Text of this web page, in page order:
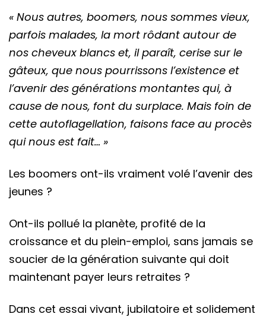
« Nous autres, boomers, nous sommes vieux,
parfois malades, la mort rôdant autour de
nos cheveux blancs et, il paraît, cerise sur le
gâteux, que nous pourrissons l’existence et
l’avenir des générations montantes qui, à
cause de nous, font du surplace. Mais foin de
cette autoflagellation, faisons face au procès
qui nous est fait… »
Les boomers ont-ils vraiment volé l’avenir des
jeunes ?
Ont-ils pollué la planète, profité de la
croissance et du plein-emploi, sans jamais se
soucier de la génération suivante qui doit
maintenant payer leurs retraites ?
Dans cet essai vivant, jubilatoire et solidement